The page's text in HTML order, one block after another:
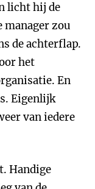
licht hij de
manager zou
de achterflap.
het
En
Eigenlijk
van iedere
Handige